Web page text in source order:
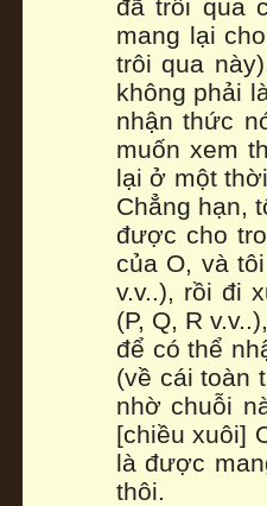
đã trôi qua
mang lại
trôi qua
không phải
nhận thức
muốn xem
lại ở một
Chẳng hạn,
được cho
của O, và
v.v..), rồi đi
(P, Q, R
để có thể
(về cái toàn
nhờ chuỗi
[chiều xuôi]
là được
thôi.